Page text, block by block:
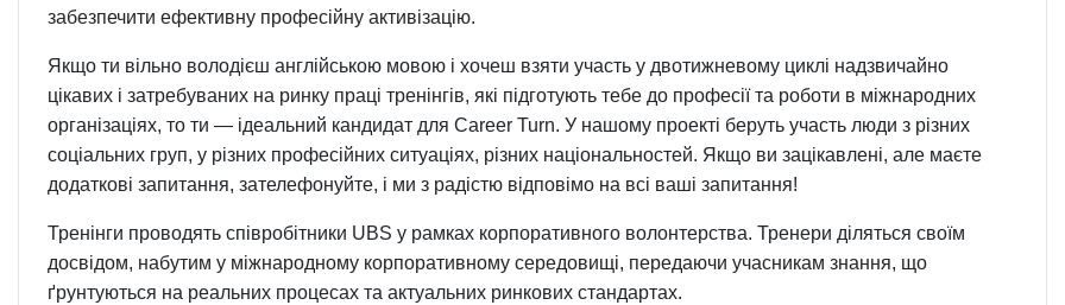
забезпечити ефективну професійну активізацію.
Якщо ти вільно володієш англійською мовою і хочеш взяти участь у двотижневому циклі надзвичайно
цікавих і затребуваних на ринку праці тренінгів, які підготують тебе до професії та роботи в міжнародних
організаціях, то ти — ідеальний кандидат для Career Turn. У нашому проекті беруть участь люди з різних
соціальних груп, у різних професійних ситуаціях, різних національностей. Якщо ви зацікавлені, але маєте
додаткові запитання, зателефонуйте, і ми з радістю відповімо на всі ваші запитання!
Тренінги проводять співробітники UBS у рамках корпоративного волонтерства. Тренери діляться своїм
досвідом, набутим у міжнародному корпоративному середовищі, передаючи учасникам знання, що
ґрунтуються на реальних процесах та актуальних ринкових стандартах.